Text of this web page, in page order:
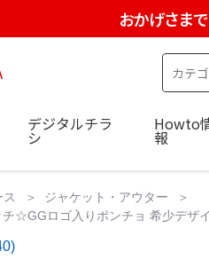
おかげさま
デジタルチラ
シ
Howto
報
ス
ジャケット・アウター
‪☆GGロゴ入りポンチョ 希少デザ